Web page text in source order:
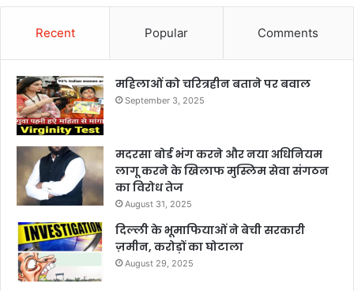
Recent Popular Comments
महिलाओं को चरित्रहीन बताने पर बवाल
September 3, 2025
मदरसा बोर्ड भंग करने और नया अधिनियम
लागू करने के खिलाफ मुस्लिम सेवा संगठन
का विरोध तेज
August 31, 2025
दिल्ली के भूमाफियाओं ने बेची सरकारी
ज़मीन, करोड़ों का घोटाला
August 29, 2025